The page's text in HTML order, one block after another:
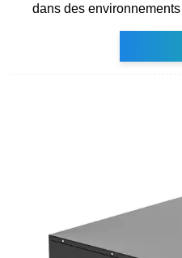
dans des environnements